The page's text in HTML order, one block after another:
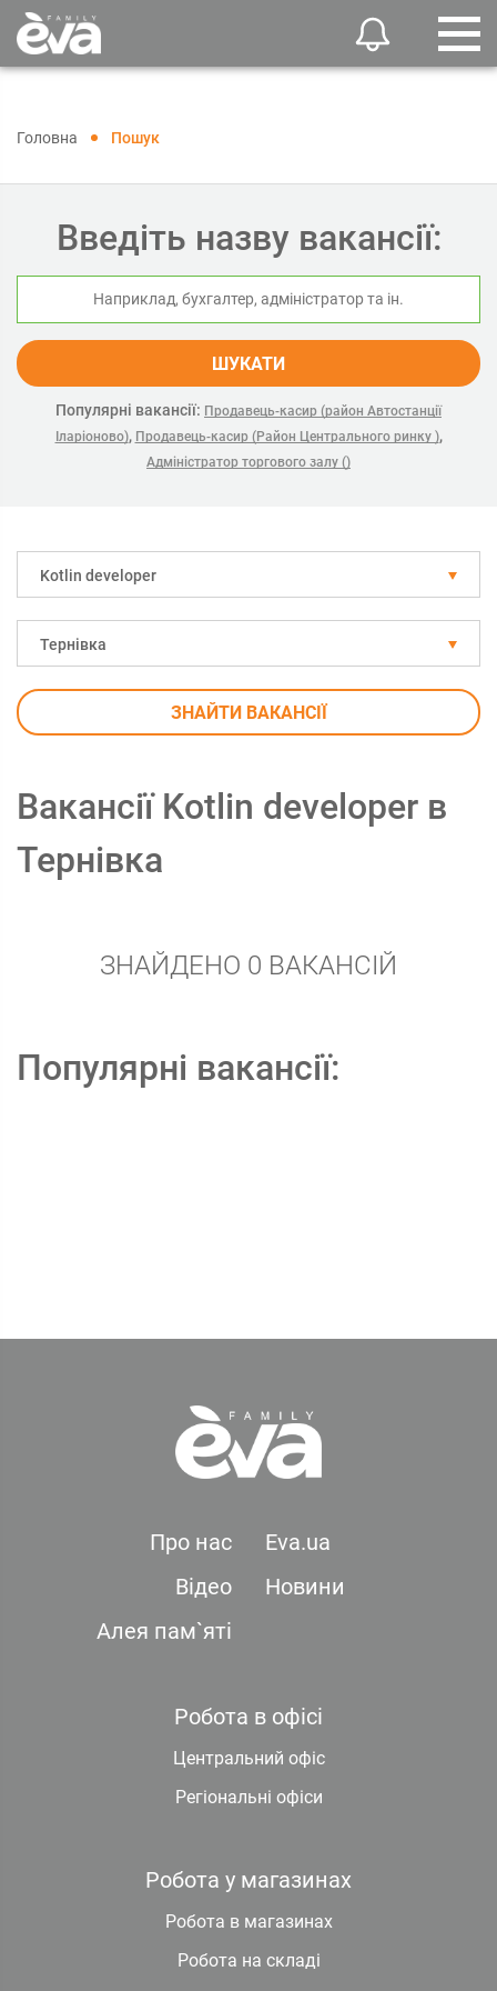
Головна Пошук
Введіть назву вакансії:
ШУКАТИ
Популярні вакансії: Продавець-касир (район Автостанції
Іларіоново), Продавець-касир (Район Центрального ринку ),
Адміністратор торгового залу ()
Kotlin developer
Тернівка
ЗНАЙТИ ВАКАНСІЇ
Вакансії Kotlin developer в
Тернівка
ЗНАЙДЕНО 0 ВАКАНСІЙ
Популярні вакансії:
Про нас
Eva.ua
Відео
Новини
Алея пам`яті
Робота в офісі
Центральний офіс
Регіональні офіси
Робота у магазинах
Робота в магазинах
Робота на складі